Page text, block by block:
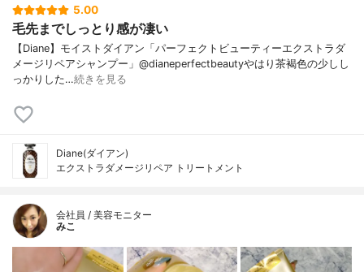
5.00
毛先までしっとり感が凄い
【Diane】モイストダイアン「パーフェクトビューティーエクストラダ
メージリペアシャンプー」@dianeperfectbeautyやはり茶褐色の少しし
っかりした…続きを見る
Diane(ダイアン)
エクストラダメージリペア トリートメント
会社員 / 美容モニター
みこ